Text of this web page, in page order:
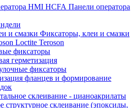
Панели оператора
Фиксаторы, клеи и смазки
Loctite Teroson
фиксаторы
герметизация
фиксаторы
фланцев и формирование
склеивание - цианоакрилаты
структурное склеивание (эпоксиды,